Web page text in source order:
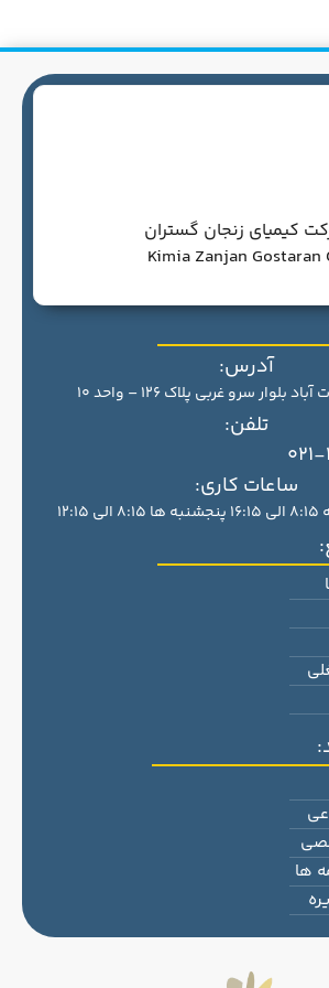
آدرس:
بلوار سرو غربی پلاک 126 – واحد 10
تلفن:
ساعات کاری:
ها
کیمیای زنجان گستران
Kimia Zanjan Gostaran